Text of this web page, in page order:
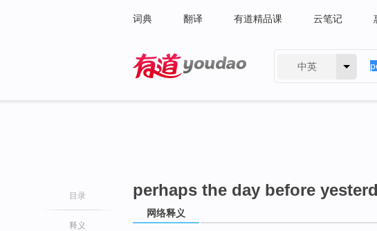
词典 翻译 有道精品课 云笔记
中英
目录
释义
perhaps the day before
网络释义